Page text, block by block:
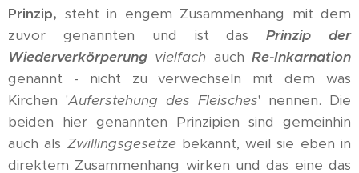
Prinzip, steht in engem Zusammenhang mit dem
zuvor genannten und ist dasPrinzip der
Wiederverkörperung vielfach auchRe-Inkarnation
genannt - nicht zu verwechseln mit dem was
Kirchen 'Auferstehung des Fleisches' nennen. Die
beiden hier genannten Prinzipien sind gemeinhin
auch als Zwillingsgesetzebekannt, weil sie eben in
direktem Zusammenhang wirken und das eine das